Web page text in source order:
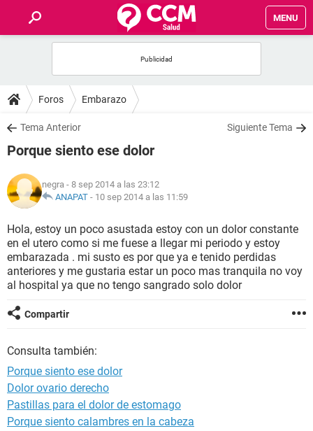
MENU
FOROS
SALUD
FAMILIA
NUTRICIÓN
BIENESTAR
SEXUALIDAD
GLOSARIO
Foros Embarazo
Tema Anterior Siguiente Tema
Porque siento ese dolor
negra - 8 sep 2014 a las 23:12
ANAPAT - 10 sep 2014 a las 11:59
Hola, estoy un poco asustada estoy con un dolor constante
en el utero como si me fuese a llegar mi periodo y estoy
embarazada . mi susto es por que ya e tenido perdidas
anteriores y me gustaria estar un poco mas tranquila no voy
al hospital ya que no tengo sangrado solo dolor
Compartir
Consulta también:
Porque siento ese dolor
Dolor ovario derecho
Pastillas para el dolor de estomago
Porque siento calambres en la cabeza